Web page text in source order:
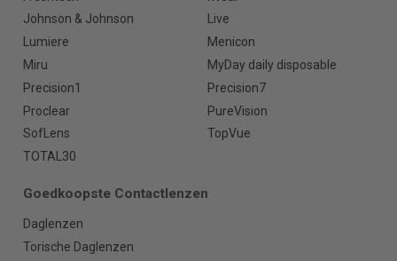
Johnson & Johnson
Live
Lumiere
Menicon
Miru
MyDay daily disposable
Precision1
Precision7
Proclear
PureVision
SofLens
TopVue
TOTAL30
Goedkoopste Contactlenzen
Daglenzen
Torische Daglenzen